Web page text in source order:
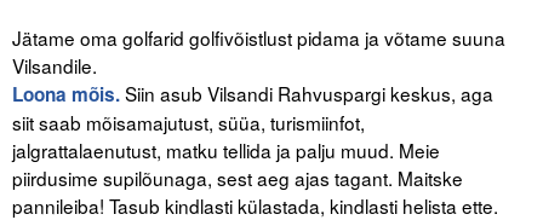
Jätame oma golfarid golfivõistlust pidama ja võtame suuna
Vilsandile.
Loona mõis.Siin asub Vilsandi Rahvuspargi keskus, aga
siit saab mõisamajutust, süüa, turismiinfot,
jalgrattalaenutust, matku tellida ja palju muud. Meie
piirdusime supilõunaga, sest aeg ajas tagant. Maitske
pannileiba! Tasub kindlasti külastada, kindlasti helista ette.